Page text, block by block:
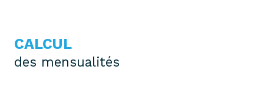
CALCUL
des mensualités